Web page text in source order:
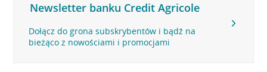
Newsletter banku Credit Agricole
Dołącz do grona subskrybentów i bądź na
bieżąco z nowościami i promocjami